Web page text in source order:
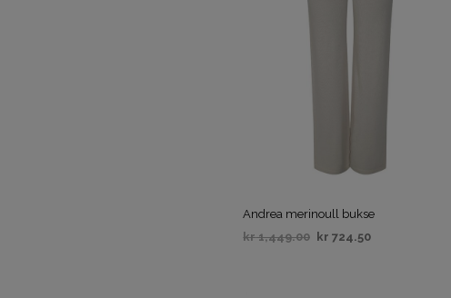
Andrea merinoull bukse
kr1,449.00 kr 724.50